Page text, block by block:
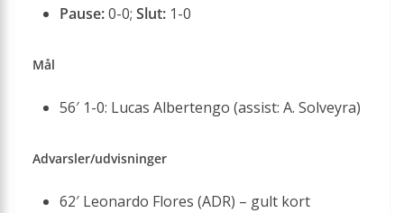
Pause:0-0; Slut: 1-0
Mål
56′ 1-0: Lucas Albertengo (assist: A. Solveyra)
Advarsler/udvisninger
62′ Leonardo Flores (ADR) – gult kort